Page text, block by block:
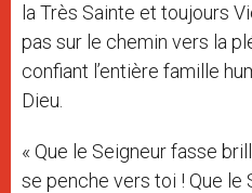
la Très Sainte et toujours
pas sur le chemin vers la
confiant l’entière famille
Dieu.
« Que le Seigneur fasse
se penche vers toi ! Que le